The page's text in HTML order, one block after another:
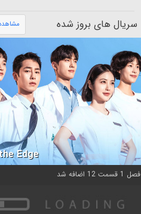
سریال های بروز شده
Edge
فصل 1 قسمت 12 اضافه شد